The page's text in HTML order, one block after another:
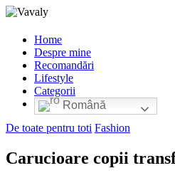
Home
Despre mine
Recomandări
Lifestyle
Categorii
Română
De toate pentru toti Fashion
Carucioare copii